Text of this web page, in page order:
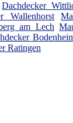
Dachdecker
Wallenhorst
am Lech
Ratingen